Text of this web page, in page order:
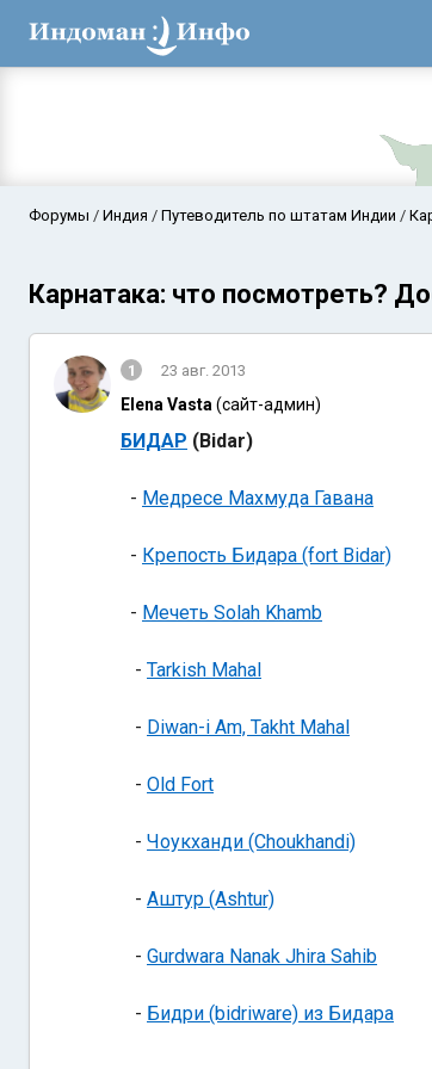
Форумы Индия Путеводитель по штатам Индии
Карнатака: что посмотреть?
1 23 авг. 2013
Elena Vasta (сайт-админ)
БИДАР (Bidar)
- Медресе Махмуда Гавана
- Крепость Бидара (fort Bidar)
- Мечеть Solah Khamb
- Tarkish Mahal
- Diwan-i Am, Takht Mahal
- Old Fort
- Чоукханди (Choukhandi)
- Аштур (Ashtur)
- Gurdwara Nanak Jhira Sahib
- Бидри (bidriware) из Бидара